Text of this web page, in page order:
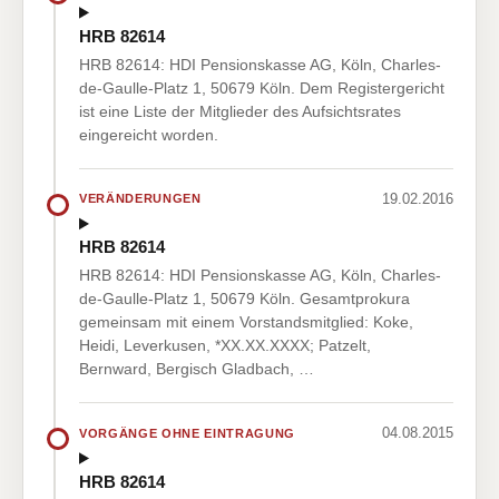
HRB 82614
HRB 82614: HDI Pensionskasse AG, Köln, Charles-
de-Gaulle-Platz 1, 50679 Köln. Dem Registergericht
ist eine Liste der Mitglieder des Aufsichtsrates
eingereicht worden.
VERÄNDERUNGEN 19.02.2016
HRB 82614
HRB 82614: HDI Pensionskasse AG, Köln, Charles-
de-Gaulle-Platz 1, 50679 Köln. Gesamtprokura
gemeinsam mit einem Vorstandsmitglied: Koke,
Heidi, Leverkusen, *XX.XX.XXXX; Patzelt,
Bernward, Bergisch Gladbach, …
VORGÄNGE OHNE EINTRAGUNG 04.08.2015
HRB 82614